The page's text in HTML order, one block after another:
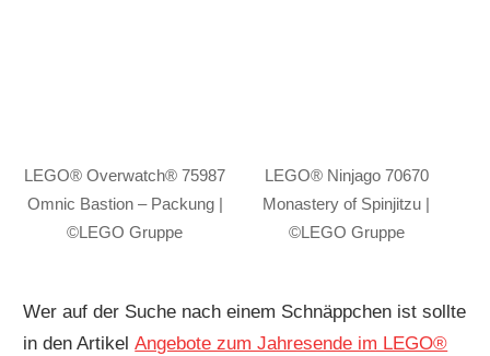
LEGO® Overwatch® 75987
Omnic Bastion – Packung |
©LEGO Gruppe
LEGO® Ninjago 70670
Monastery of Spinjitzu |
©LEGO Gruppe
Wer auf der Suche nach einem Schnäppchen ist sollte
in den ArtikelAngebote zum Jahresende im LEGO®